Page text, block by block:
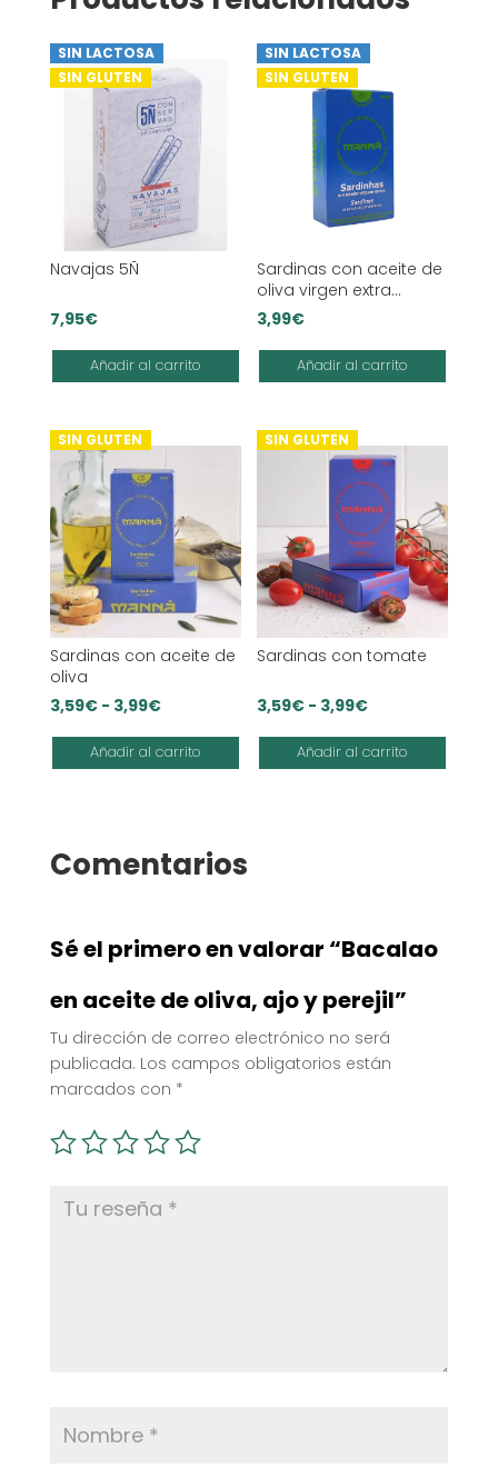
SIN LACTOSA
SIN GLUTEN
Navajas 5Ñ
7,95€
Añadir al carrito
SIN LACTOSA
SIN GLUTEN
Sardinas con aceite de
oliva virgen extra
Manná
3,99€
Añadir al carrito
SIN GLUTEN
Sardinas con aceite de
oliva
3,59€ - 3,99€Rango
de
precios:
hasta
3,99€
Añadir al carrito
SIN GLUTEN
Sardinas con tomate
3,59€ - 3,99€Rango
de
precios:
Añadir al carrito
Comentarios
Sé el primero en valorar “Bacalao
en aceite de oliva, ajo y perejil”
Tu dirección de correo electrónico no será
publicada. Los campos obligatorios están
marcados con *